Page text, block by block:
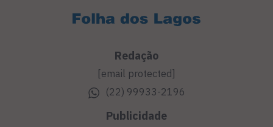
Redação
[email protected]
(22) 99933-2196
Publicidade